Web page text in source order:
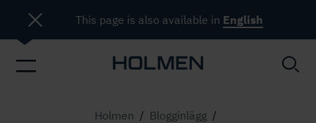
Holmen / Blogginlägg /
This page is also available in English